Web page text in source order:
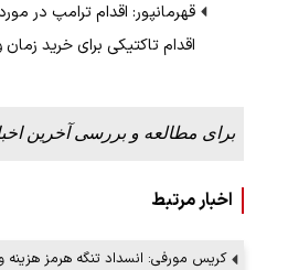
قهرمانپور: اقدام ترامپ در
اقدام تاکتیکی برای خرید
برای مطالعه و بررسی آخرین
اخبار مرتبط
کریس مورفی: انسداد تنگه هرمز هزینه